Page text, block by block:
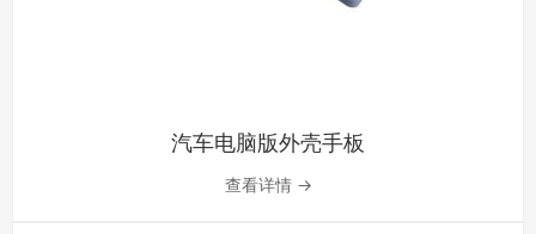
汽车电脑版外壳手板
查看详情 →